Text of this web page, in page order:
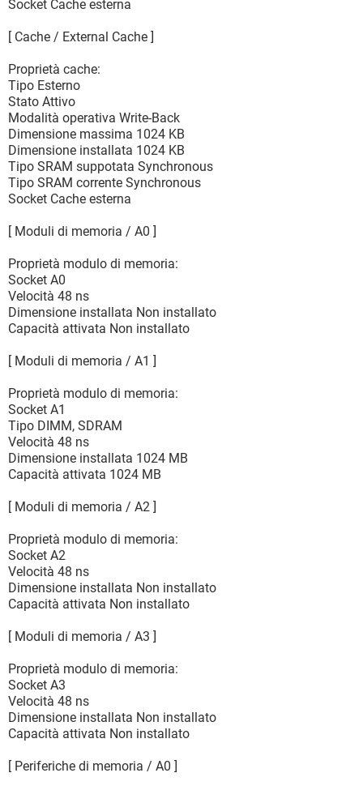
Socket Cache esterna
[ Cache / External Cache ]
Proprietà cache:
Tipo Esterno
Stato Attivo
Modalità operativa Write-Back
Dimensione massima 1024 KB
Dimensione installata 1024 KB
Tipo SRAM suppotata Synchronous
Tipo SRAM corrente Synchronous
Socket Cache esterna
[ Moduli di memoria / A0 ]
Proprietà modulo di memoria:
Socket A0
Velocità 48 ns
Dimensione installata Non installato
Capacità attivata Non installato
[ Moduli di memoria / A1 ]
Proprietà modulo di memoria:
Socket A1
Tipo DIMM, SDRAM
Velocità 48 ns
Dimensione installata 1024 MB
Capacità attivata 1024 MB
[ Moduli di memoria / A2 ]
Proprietà modulo di memoria:
Socket A2
Velocità 48 ns
Dimensione installata Non installato
Capacità attivata Non installato
[ Moduli di memoria / A3 ]
Proprietà modulo di memoria:
Socket A3
Velocità 48 ns
Dimensione installata Non installato
Capacità attivata Non installato
[ Periferiche di memoria / A0 ]